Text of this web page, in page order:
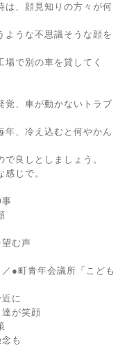
は、顔見知りの方々が何
ような不思議そうな顔を
で別の車を貸してく
覚、車が動かないトラブ
年、冷え込むと何やかん
良しとしましょう。
じで。
む声
●町青年会議所「こども
に
が笑顔
も